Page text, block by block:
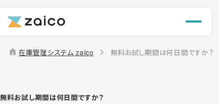
機能
導入事例
home 在庫管理システム zaico 無料お試し期間は何日間ですか？
無料お試し期間は何日間ですか？